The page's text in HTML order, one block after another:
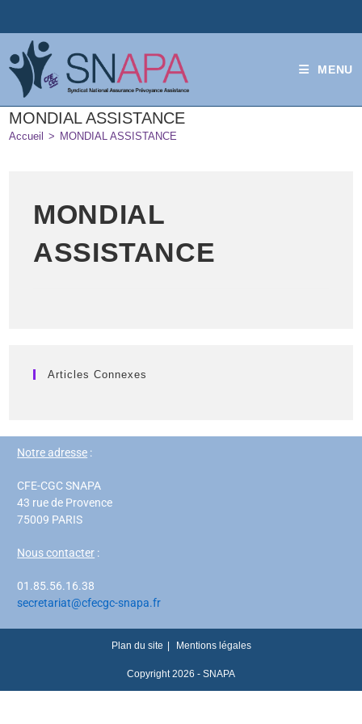
MENU
MONDIAL ASSISTANCE
Accueil > MONDIAL ASSISTANCE
MONDIAL
ASSISTANCE
Articles Connexes
Notre adresse :
CFE-CGC SNAPA
43 rue de Provence
75009 PARIS
Nous contacter :
01.85.56.16.38
secretariat@cfecgc-snapa.fr
Plan du site Mentions légales
Copyright 2026 - SNAPA